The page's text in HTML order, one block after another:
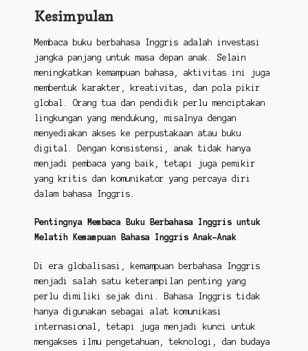
Kesimpulan
Membaca buku berbahasa Inggris adalah investasi
jangka panjang untuk masa depan anak. Selain
meningkatkan kemampuan bahasa, aktivitas ini juga
membentuk karakter, kreativitas, dan pola pikir
global. Orang tua dan pendidik perlu menciptakan
lingkungan yang mendukung, misalnya dengan
menyediakan akses ke perpustakaan atau buku
digital. Dengan konsistensi, anak tidak hanya
menjadi pembaca yang baik, tetapi juga pemikir
yang kritis dan komunikator yang percaya diri
dalam bahasa Inggris.
Pentingnya Membaca Buku Berbahasa Inggris untuk
Melatih Kemampuan Bahasa Inggris Anak-Anak
Di era globalisasi, kemampuan berbahasa Inggris
menjadi salah satu keterampilan penting yang
perlu dimiliki sejak dini. Bahasa Inggris tidak
hanya digunakan sebagai alat komunikasi
internasional, tetapi juga menjadi kunci untuk
mengakses ilmu pengetahuan, teknologi, dan budaya